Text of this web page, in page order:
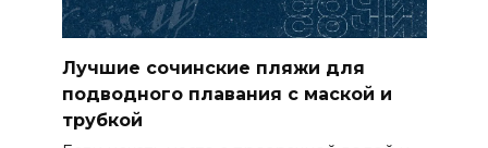
Лучшие сочинские пляжи для
подводного плавания с маской и
трубкой